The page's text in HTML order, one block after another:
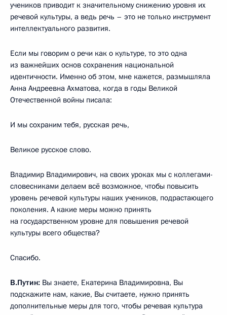
учеников приводит к значительному снижению уровня их
речевой культуры, а ведь речь – это не только инструмент
интеллектуального развития.
Если мы говорим о речи как о культуре, то это одна
из важнейших основ сохранения национальной
идентичности. Именно об этом, мне кажется, размышляла
Анна Андреевна Ахматова, когда в годы Великой
Отечественной войны писала:
И мы сохраним тебя, русская речь,
Великое русское слово.
Владимир Владимирович, на своих уроках мы с коллегами-
словесниками делаем всё возможное, чтобы повысить
уровень речевой культуры наших учеников, подрастающего
поколения. А какие меры можно принять
на государственном уровне для повышения речевой
культуры всего общества?
Спасибо.
В.Путин: Вы знаете, Екатерина Владимировна, Вы
подскажите нам, какие, Вы считаете, нужно принять
дополнительные меры для того, чтобы речевая культура